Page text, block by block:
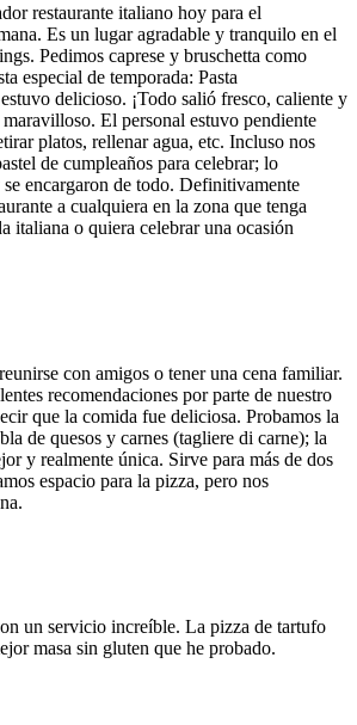
restaurante italiano hoy para el
Es un lugar agradable y tranquilo en el
Pedimos caprese y bruschetta como
especial de temporada: Pasta
delicioso. ¡Todo salió fresco, caliente y
El personal estuvo pendiente
platos, rellenar agua, etc. Incluso nos
de cumpleaños para celebrar; lo
encargaron de todo. Definitivamente
a cualquiera en la zona que tenga
italiana o quiera celebrar una ocasión
con amigos o tener una cena familiar.
recomendaciones por parte de nuestro
que la comida fue deliciosa. Probamos la
de quesos y carnes (tagliere di carne); la
y realmente única. Sirve para más de dos
espacio para la pizza, pero nos
un servicio increíble. La pizza de tartufo
masa sin gluten que he probado.